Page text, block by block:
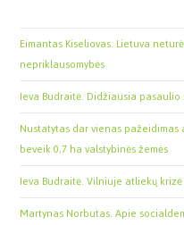
Eimantas Kiseliovas. Lietuva
nepriklausomybės
Ieva Budraitė. Didžiausia
Nustatytas dar vienas
beveik 0,7 ha valstybinės žemės
Ieva Budraitė. Vilniuje atliekų
Martynas Norbutas. Apie